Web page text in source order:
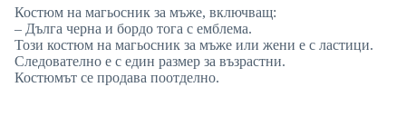
Костюм на магьосник за мъже, включващ:
– Дълга черна и бордо тога с емблема.
Този костюм на магьосник за мъже или жени е с ластици.
Следователно е с един размер за възрастни.
Костюмът се продава поотделно.